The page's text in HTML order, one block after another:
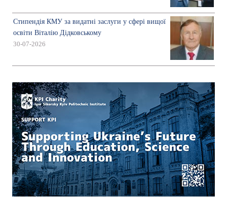
Стипендія КМУ за видатні заслуги у сфері вищої
освіти Віталію Дідковському
30-07-2026